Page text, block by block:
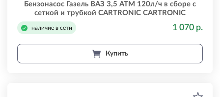
Бензонасос Газель ВАЗ 3,5 АТМ 120л/ч в сборе с
сеткой и трубкой CARTRONIC CARTRONIC
наличие в сети 1 070 р.
Купить